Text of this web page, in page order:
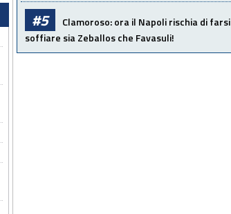
#5
Clamoroso: ora il Napoli rischia di farsi
soffiare sia Zeballos che Favasuli!